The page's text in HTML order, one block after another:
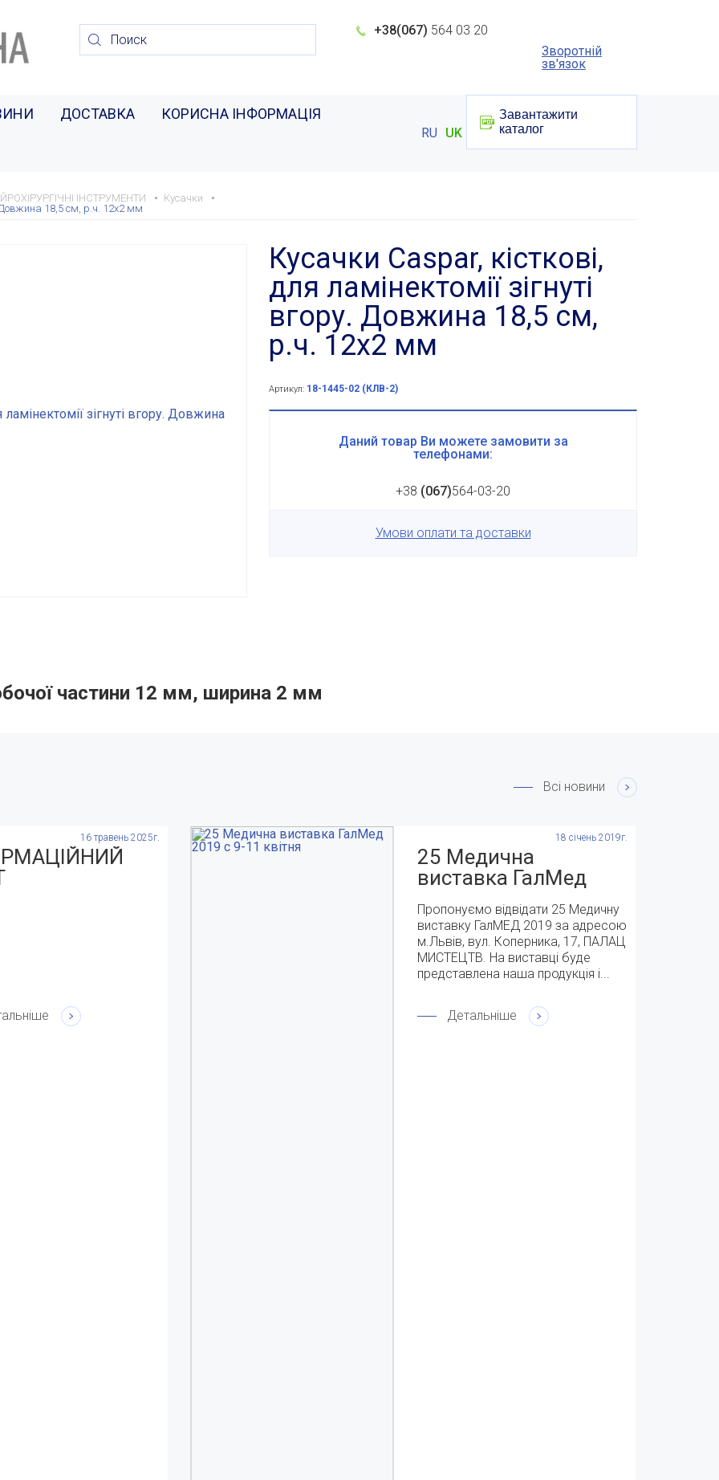
+38(067) 564 03 20
Зворотній
зв'язок
ДОСТАВКА КОРИСНА ІНФОРМАЦІЯ
RU UK
Завантажити
каталог
ІНСТРУМЕНТИ
Кусачки
Довжина 18,5 см, р.ч. 12х2 мм
Кусачки Caspar, кісткові,
для ламінектомії зігнуті
вгору. Довжина 18,5 см,
р.ч. 12х2 мм
Артикул: 18-1445-02 (КЛВ-2)
Даний товар Ви можете замовити за
телефонами:
+38 (067)564-03-20
Умови оплати та доставки
частини 12 мм, ширина 2 мм
Всі новини
16 травень 2025г. 18 січень 2019г.
25 Медична
виставка ГалМед
2019 с 9-11 квітня
Пропонуємо відвідати 25 Медичну
виставку ГалМЕД 2019 за адресою
м.Львів, вул. Коперника, 17, ПАЛАЦ
МИСТЕЦТВ. На виставці буде
представлена наша продукція і...
Детальніше